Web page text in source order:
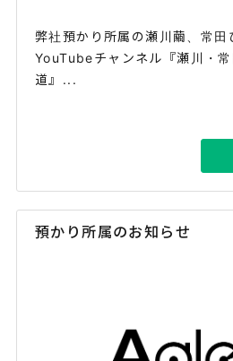
弊社預かり所属の瀬川繭、常田
YouTubeチャンネル『瀬川・
道』...
預かり所属のお知らせ